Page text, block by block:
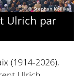
© Stephan Kölliker
Ulrich par
(1914-2026),